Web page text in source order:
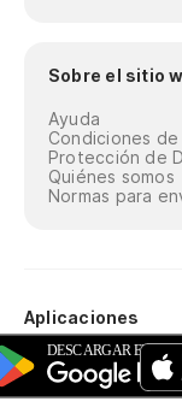
Sobre el sitio
Ayuda
Condiciones
Protección de
Quiénes somos
Normas para
Aplicaciones